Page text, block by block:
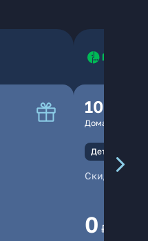
100
Домашний
Детали
Скидка
0 ₽/мес